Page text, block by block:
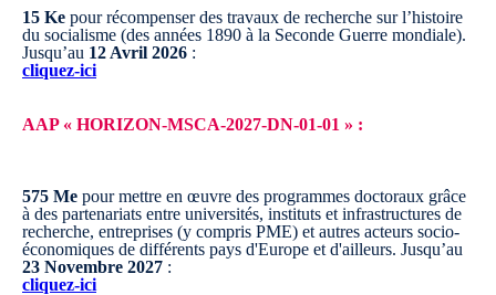
15 Ke pour récompenser des travaux de recherche sur l’histoire
du socialisme (des années 1890 à la Seconde Guerre mondiale).
Jusqu’au 12 Avril 2026 :
cliquez-ici
AAP « HORIZON-MSCA-2027-DN-01-01 » :
575 Me pour mettre en œuvre des programmes doctoraux grâce
à des partenariats entre universités, instituts et infrastructures de
recherche, entreprises (y compris PME) et autres acteurs socio-
économiques de différents pays d'Europe et d'ailleurs. Jusqu’au
23 Novembre 2027 :
cliquez-ici